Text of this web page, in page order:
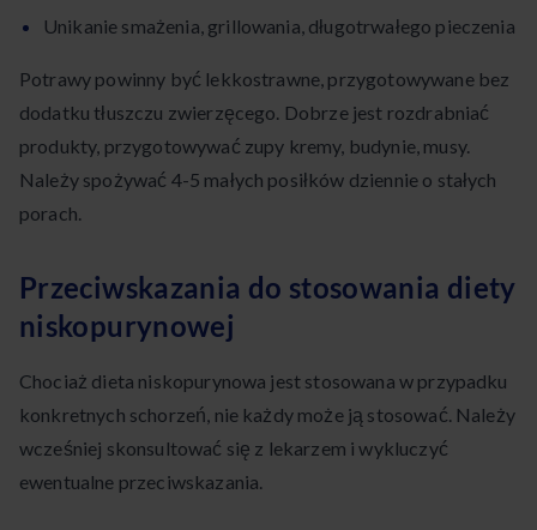
Unikanie smażenia, grillowania, długotrwałego pieczenia
Potrawy powinny być lekkostrawne, przygotowywane bez
dodatku tłuszczu zwierzęcego. Dobrze jest rozdrabniać
produkty, przygotowywać zupy kremy, budynie, musy.
Należy spożywać 4-5 małych posiłków dziennie o stałych
porach.
Przeciwskazania do stosowania diety
niskopurynowej
Chociaż dieta niskopurynowa jest stosowana w przypadku
konkretnych schorzeń, nie każdy może ją stosować. Należy
wcześniej skonsultować się z lekarzem i wykluczyć
ewentualne przeciwskazania.